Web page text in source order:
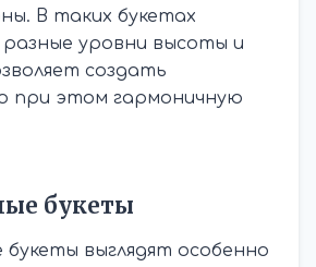
В таких букетах
разные уровни высоты и
создать
при этом гармоничную
букеты
букеты выглядят особенно